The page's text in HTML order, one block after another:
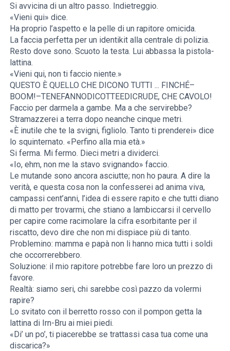
Si avvicina di un altro passo. Indietreggio.
«Vieni qui» dice.
Ha proprio l’aspetto e la pelle di un rapitore omicida.
La faccia perfetta per un identikit alla centrale di polizia.
Resto dove sono. Scuoto la testa. Lui abbassa la pistola-
lattina.
«Vieni qui, non ti faccio niente.»
QUESTO È QUELLO CHE DICONO TUTTI ... FINCHÉ–
BOOM!–TENEFANNODICOTTEEDICRUDE, CHE CAVOLO!
Faccio per darmela a gambe. Ma a che servirebbe?
Stramazzerei a terra dopo neanche cinque metri.
«È inutile che te la svigni, figliolo. Tanto ti prenderei» dice
lo squinternato. «Perfino alla mia età.»
Si ferma. Mi fermo. Dieci metri a dividerci.
«Io, ehm, non me la stavo svignando» faccio.
Le mutande sono ancora asciutte; non ho paura. A dire la
verità, e questa cosa non la confesserei ad anima viva,
campassi cent’anni, l’idea di essere rapito e che tutti diano
di matto per trovarmi, che stiano a lambiccarsi il cervello
per capire come racimolare la cifra esorbitante per il
riscatto, devo dire che non mi dispiace più di tanto.
Problemino: mamma e papà non li hanno mica tutti i soldi
che occorrerebbero.
Soluzione: il mio rapitore potrebbe fare loro un prezzo di
favore.
Realtà: siamo seri, chi sarebbe così pazzo da volermi
rapire?
Lo svitato con il berretto rosso con il pompon getta la
lattina di Irn-Bru ai miei piedi.
«Di’ un po’, ti piacerebbe se trattassi casa tua come una
discarica?»